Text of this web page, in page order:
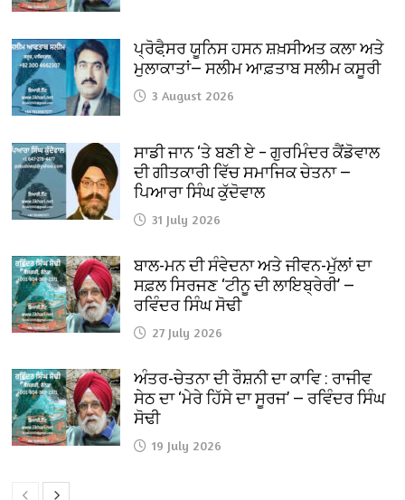
ਪ੍ਰੋਫੈ਼ਸਰ ਯੂਨਿਸ ਹਸਨ ਸ਼ਖ਼ਸੀਅਤ ਕਲਾ ਅਤੇ
ਮੁਲਾਕਾਤਾਂ— ਸਲੀਮ ਆਫ਼ਤਾਬ ਸਲੀਮ ਕਸੂਰੀ
3 August 2026
ਸਾਡੀ ਜਾਨ ‘ਤੇ ਬਣੀ ਏ – ਗੁਰਮਿੰਦਰ ਕੈਂਡੋਵਾਲ
ਦੀ ਗੀਤਕਾਰੀ ਵਿੱਚ ਸਮਾਜਿਕ ਚੇਤਨਾ —
ਪਿਆਰਾ ਸਿੰਘ ਕੁੱਦੋਵਾਲ
31 July 2026
ਬਾਲ-ਮਨ ਦੀ ਸੰਵੇਦਨਾ ਅਤੇ ਜੀਵਨ-ਮੁੱਲਾਂ ਦਾ
ਸਫ਼ਲ ਸਿਰਜਣ ‘ਟੀਨੂ ਦੀ ਲਾਇਬ੍ਰੇਰੀ’ —
ਰਵਿੰਦਰ ਸਿੰਘ ਸੋਢੀ
27 July 2026
ਅੰਤਰ-ਚੇਤਨਾ ਦੀ ਰੌਸ਼ਨੀ ਦਾ ਕਾਵਿ : ਰਾਜੀਵ
ਸੇਠ ਦਾ ‘ਮੇਰੇ ਹਿੱਸੇ ਦਾ ਸੂਰਜ’ — ਰਵਿੰਦਰ ਸਿੰਘ
ਸੋਢੀ
19 July 2026